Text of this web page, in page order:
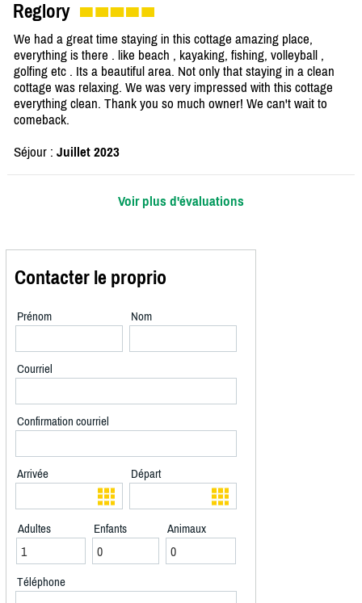
Reglory
We had a great time staying in this cottage amazing place,
everything is there . like beach , kayaking, fishing, volleyball ,
golfing etc . Its a beautiful area. Not only that staying in a clean
cottage was relaxing. We was very impressed with this cottage
everything clean. Thank you so much owner! We can't wait to
comeback.
Séjour : Juillet 2023
Voir plus d'évaluations
Contacter le proprio
Prénom Nom
Courriel
Confirmation courriel
Arrivée Départ
Adultes Enfants Animaux
Téléphone